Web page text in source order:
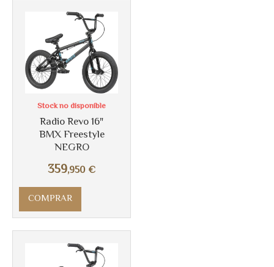
Radio Revo 16"
BMX Freestyle
NEGRO
359,950 €
Stock no disponible
COMPRAR
Más info